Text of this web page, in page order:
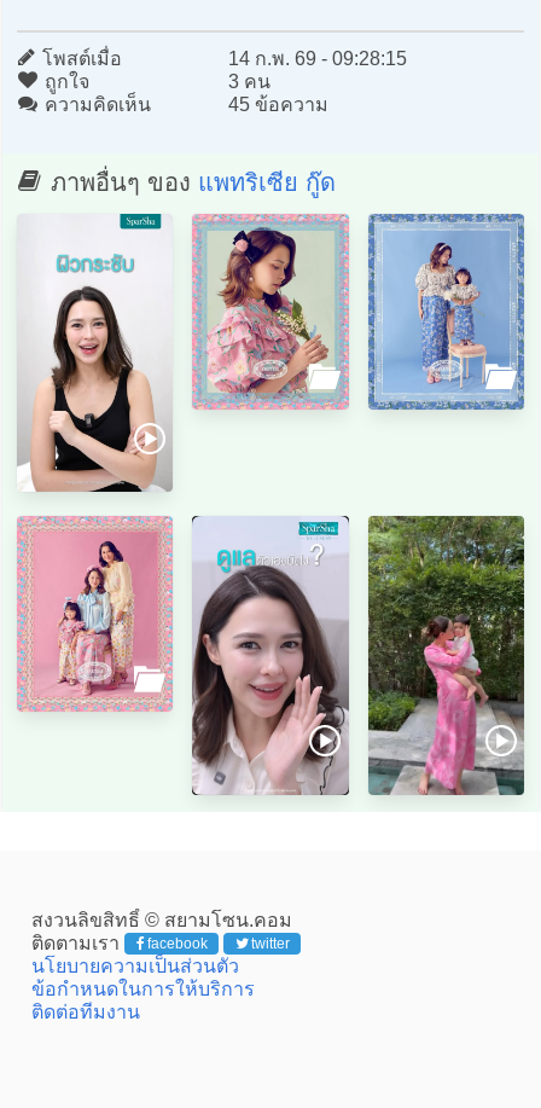
โพสต์เมื่อ
14 ก.พ. 69 - 09:28:15
ถูกใจ
3 คน
ความคิดเห็น
45 ข้อความ
ภาพอื่นๆ ของ แพทริเซีย กู๊ด
สงวนลิขสิทธิ์ © สยามโซน.คอม
ติดตามเรา
facebook twitter
นโยบายความเป็นส่วนตัว
ข้อกำหนดในการให้บริการ
ติดต่อทีมงาน